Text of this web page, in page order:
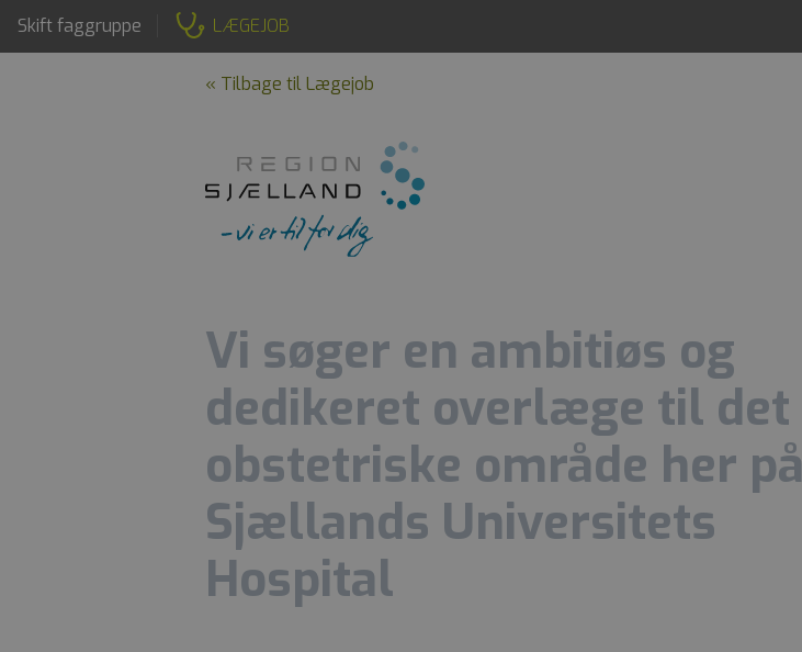
Skift faggruppe LÆGEJOB
« Tilbage til Lægejob
Vi søger en ambitiøs og
dedikeret overlæge til det
obstetriske område her på
Sjællands Universitets
Hospital